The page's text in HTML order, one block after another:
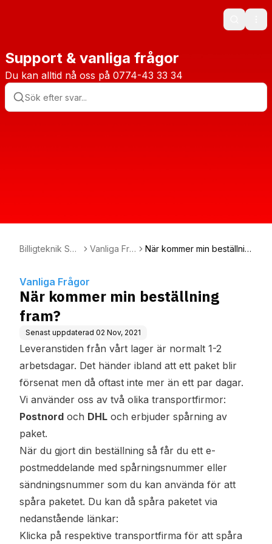
Search
Support & vanliga frågor
Du kan alltid nå oss på 0774-43 33 34
Billigteknik Sup
Vanliga Frå
När kommer min beställnin
Vanliga Frågor
När kommer min beställning
fram?
Senast uppdaterad 02 Nov, 2021
Leveranstiden från vårt lager är normalt 1-2
arbetsdagar. Det händer ibland att ett paket blir
försenat men då oftast inte mer än ett par dagar.
Vi använder oss av två olika transportfirmor:
Postnord och DHL och erbjuder spårning av
paket.
När du gjort din beställning så får du ett e-
postmeddelande med spårningsnummer eller
sändningsnummer som du kan använda för att
spåra paketet. Du kan då spåra paketet via
nedanstående länkar:
Klicka på respektive transportfirma för att spåra